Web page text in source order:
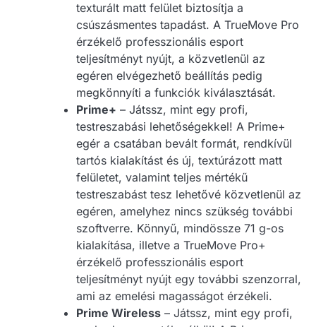
texturált matt felület biztosítja a
csúszásmentes tapadást. A TrueMove Pro
érzékelő professzionális esport
teljesítményt nyújt, a közvetlenül az
egéren elvégezhető beállítás pedig
megkönnyíti a funkciók kiválasztását.
Prime+ – Játssz, mint egy profi,
testreszabási lehetőségekkel! A Prime+
egér a csatában bevált formát, rendkívül
tartós kialakítást és új, textúrázott matt
felületet, valamint teljes mértékű
testreszabást tesz lehetővé közvetlenül az
egéren, amelyhez nincs szükség további
szoftverre. Könnyű, mindössze 71 g-os
kialakítása, illetve a TrueMove Pro+
érzékelő professzionális esport
teljesítményt nyújt egy további szenzorral,
ami az emelési magasságot érzékeli.
Prime Wireless – Játssz, mint egy profi,